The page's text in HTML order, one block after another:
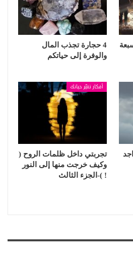
4 حجارة تجذب المال
والوفرة إلى حياتكم
أفكار تغيّر حياتك
تجربتي داخل ظلمات الروح (
وكيف خرجت منها إلى النور
! )-الجزء الثالث